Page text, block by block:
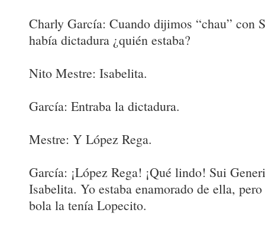
Charly García: Cuando dijimos “chau” con
había dictadura ¿quién estaba?
Nito Mestre: Isabelita.
García: Entraba la dictadura.
Mestre: Y López Rega.
García: ¡López Rega! ¡Qué lindo! Sui
Isabelita. Yo estaba enamorado de ella,
bola la tenía Lopecito.